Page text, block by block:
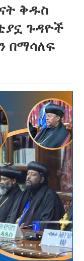
ቅዱስ
ጉዳዮች
በማሳለፍ